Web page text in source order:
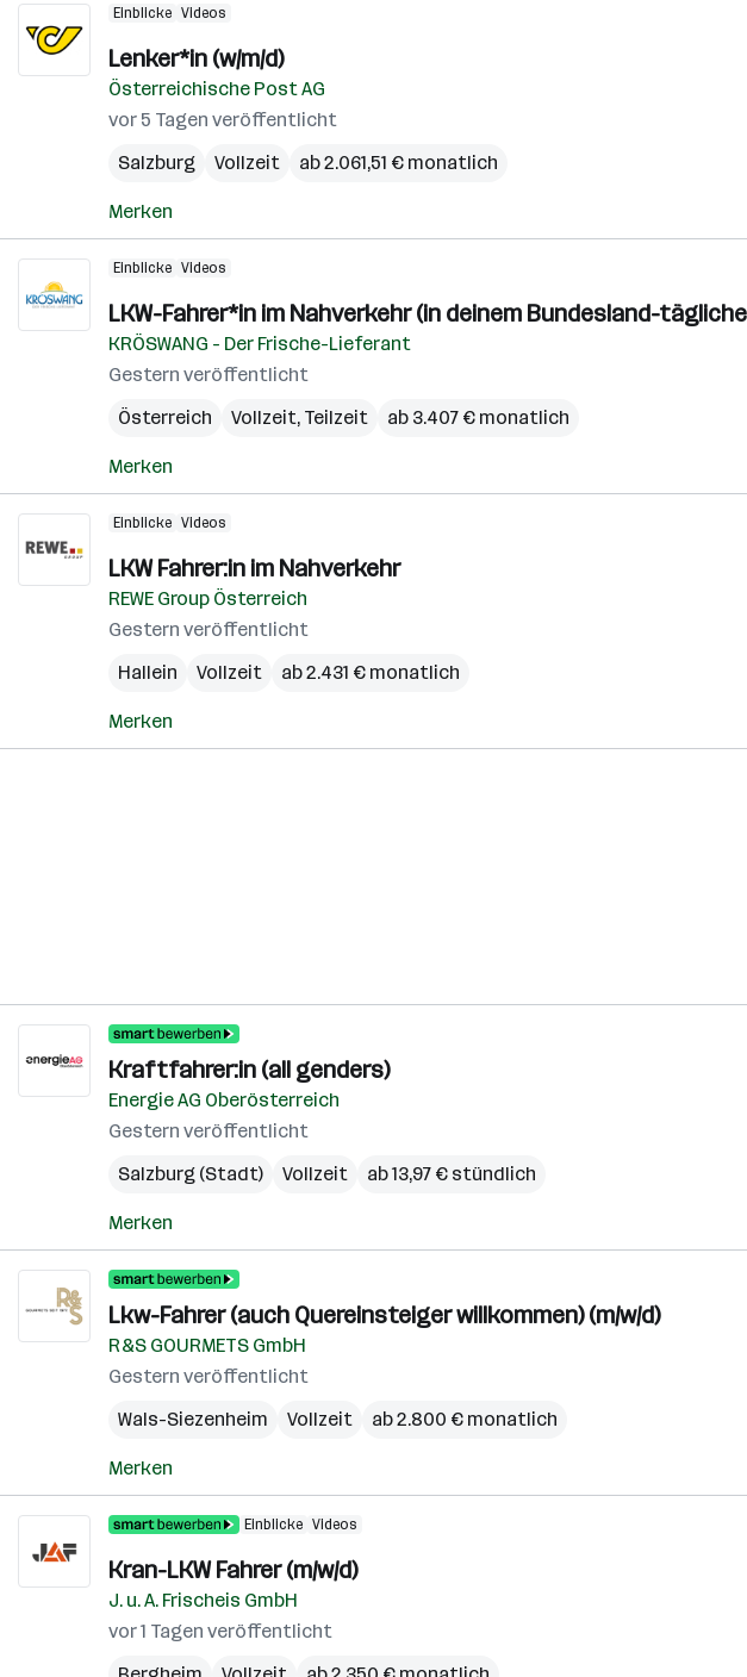
Einblicke Videos
Lenker*in (w/m/d)
Österreichische Post AG
vor 5 Tagen veröffentlicht
Salzburg
Vollzeit ab 2.061,51 € monatlich
Merken
Einblicke Videos
LKW-Fahrer*in im Nahverkehr (in deinem Bundesland-
KRÖSWANG - Der Frische-Lieferant
Gestern veröffentlicht
Österreich
Vollzeit, Teilzeit ab 3.407 € monatlich
Merken
Einblicke Videos
LKW Fahrer:in im Nahverkehr
REWE Group Österreich
Gestern veröffentlicht
Hallein
Vollzeit ab 2.431 € monatlich
Merken
Kraftfahrer:in (all genders)
Energie AG Oberösterreich
Gestern veröffentlicht
Salzburg (Stadt)
Vollzeit ab 13,97 € stündlich
Merken
Lkw-Fahrer (auch Quereinsteiger willkommen) (m/w/d)
R&S GOURMETS GmbH
Gestern veröffentlicht
Wals-Siezenheim
Vollzeit ab 2.800 € monatlich
Merken
Einblicke Videos
Kran-LKW Fahrer (m/w/d)
J. u. A. Frischeis GmbH
vor 1 Tagen veröffentlicht